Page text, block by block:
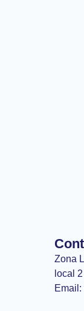
Zona
local 2